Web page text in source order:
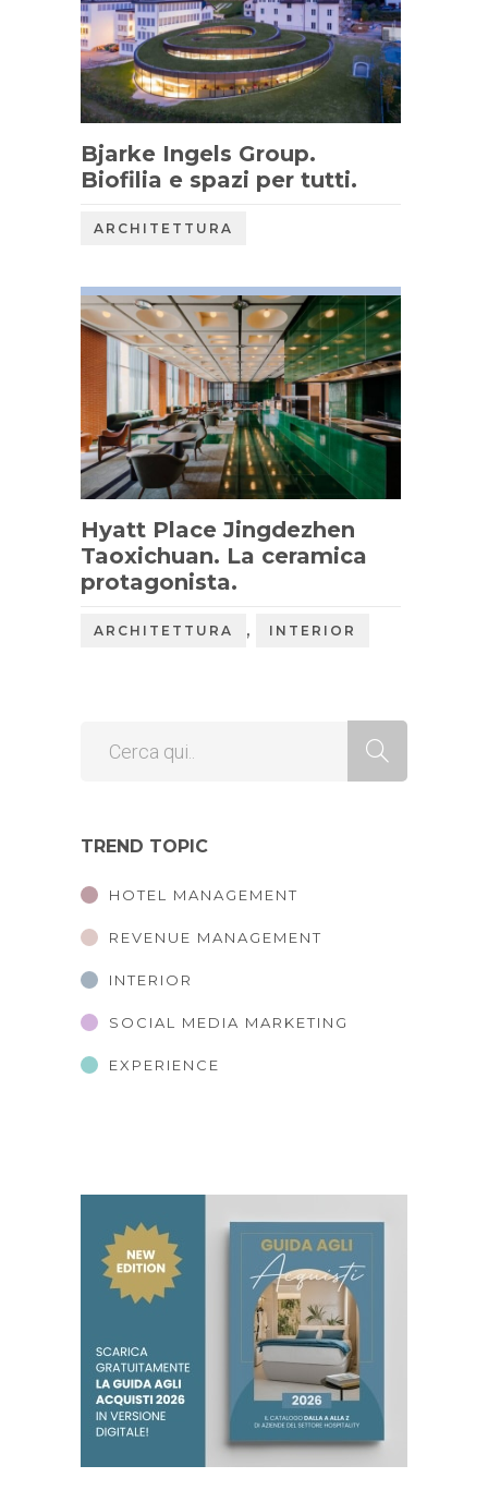
Bjarke Ingels Group.
Biofilia e spazi per tutti.
ARCHITETTURA
Hyatt Place Jingdezhen
Taoxichuan. La ceramica
protagonista.
ARCHITETTURA , INTERIOR
TREND TOPIC
HOTEL MANAGEMENT
REVENUE MANAGEMENT
INTERIOR
SOCIAL MEDIA MARKETING
EXPERIENCE